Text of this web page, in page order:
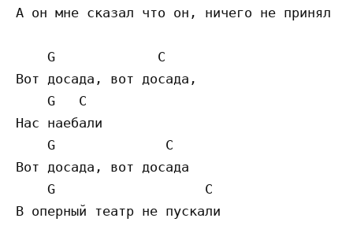
А он мне сказал что он, ничего не принял
    G             C
Вот досада, вот досада,
    G   C
Нас наебали
    G              C
Вот досада, вот досада
    G                   C